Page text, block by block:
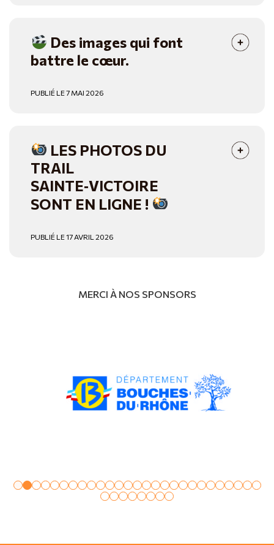
Des images qui font
battre le cœur.
PUBLIÉ LE 7 MAI 2026
LES PHOTOS DU
TRAIL
SAINTE‑VICTOIRE
SONT EN LIGNE !
PUBLIÉ LE 17 AVRIL 2026
MERCI À NOS SPONSORS